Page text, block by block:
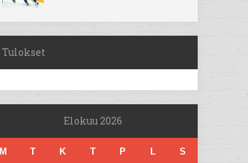
Tulokset
Elokuu 2026
M T K T P L S